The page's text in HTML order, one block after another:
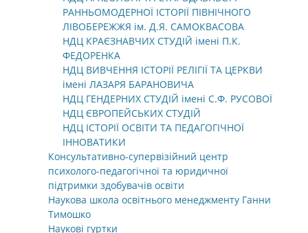
РАННЬОМОДЕРНОЇ ІСТОРІЇ ПІВНІЧНОГО
ЛІВОБЕРЕЖЖЯ ім. Д.Я. САМОКВАСОВА
НДЦ КРАЄЗНАВЧИХ СТУДІЙ імені П.К.
ФЕДОРЕНКА
НДЦ ВИВЧЕННЯ ІСТОРІЇ РЕЛІГІЇ ТА ЦЕРКВИ
імені ЛАЗАРЯ БАРАНОВИЧА
НДЦ ГЕНДЕРНИХ СТУДІЙ імені С.Ф. РУСОВОЇ
НДЦ ЄВРОПЕЙСЬКИХ СТУДІЙ
НДЦ ІСТОРІЇ ОСВІТИ ТА ПЕДАГОГІЧНОЇ
ІННОВАТИКИ
Консультативно-супервізійний центр
психолого-педагогічної та юридичної
підтримки здобувачів освіти
Наукова школа освітнього менеджменту Ганни
Тимошко
Наукові гуртки